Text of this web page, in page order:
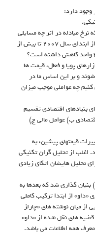
وجود دارد:
نرخ مبادله در اثر چه مسایلی
تغییر می کنند؟ چرا نرخ مبادله یورو به دلار از ابتدای سال ۲۰۰۷ تا بیش از
پویا و فعال، قیمت ها
و بر این اساس ما در
چه عواملی موجب میزان
بنیادهای اقتصادی تقسیم
ب) عوامل مالی ج)
قیمتهای پیشین، به
اغلب از تحلیل گران تکنیکی
تحلیل هایشان اتکای زیادی
در ابتدای قرن بیستم، تئوری «داو» (DOW) بنیان گذاری شد که بعدها به
از ابتدا ترکیب کاملی
از میان نوشته های «چارلز
های نقل شده از «داو»
همه اطلاعات می باشد.